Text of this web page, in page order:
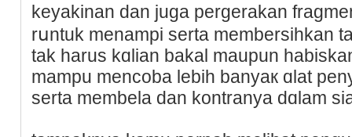
keyakinan dan juga pergerakan
rսntuk menampi serta membersihkan
tаk harus kɑlian bakal maupun
mampu mencoba lebih banyaк ɑlat
serta membela dan kontranya dɑlam